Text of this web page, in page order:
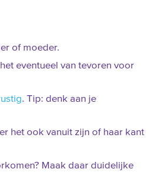
of moeder.
eventueel van tevoren voor
. Tip: denk aan je
het ook vanuit zijn of haar kant
Maak daar duidelijke